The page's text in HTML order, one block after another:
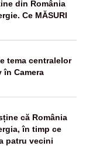
din România
Ce MĂSURI
tema centralelor
în Camera
că România
în timp ce
patru vecini